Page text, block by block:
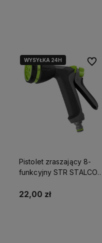
WYSYŁKA 24H
Pistolet zraszający 8-
funkcyjny STR STALCO
22,00 zł
Do